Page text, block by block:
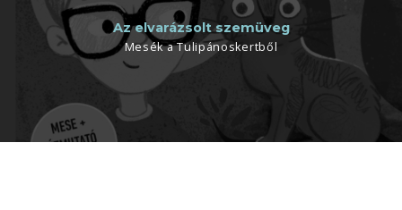
Az elvarázsolt szemüveg
Mesék a Tulipánoskertből